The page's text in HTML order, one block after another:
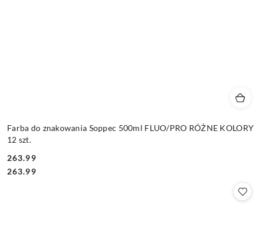
Farba do znakowania Soppec 500ml FLUO/PRO RÓŻNE KOLORY
12 szt.
Cena:
263.99
Cena:
263.99